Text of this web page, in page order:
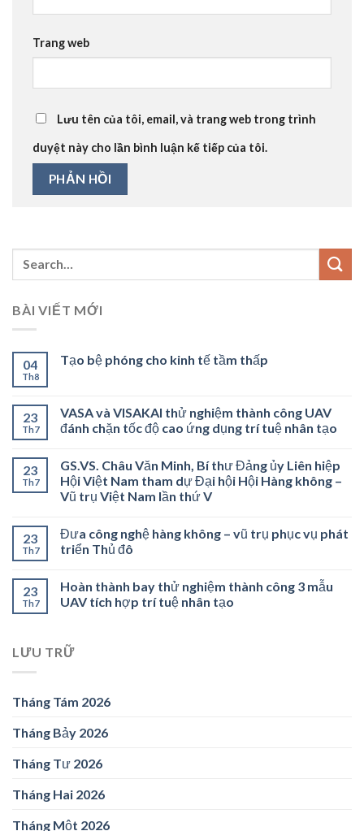
Trang web
Lưu tên của tôi, email, và trang web trong trình
duyệt này cho lần bình luận kế tiếp của tôi.
BÀI VIẾT MỚI
04
Th8
Tạo bệ phóng cho kinh tế tầm thấp
23
Th7
VASA và VISAKAI thử nghiệm thành công UAV
đánh chặn tốc độ cao ứng dụng trí tuệ nhân tạo
23
Th7
GS.VS. Châu Văn Minh, Bí thư Đảng ủy Liên hiệp
Hội Việt Nam tham dự Đại hội Hội Hàng không –
Vũ trụ Việt Nam lần thứ V
23
Th7
Đưa công nghệ hàng không – vũ trụ phục vụ phát
triển Thủ đô
23
Th7
Hoàn thành bay thử nghiệm thành công 3 mẫu
UAV tích hợp trí tuệ nhân tạo
LƯU TRỮ
Tháng Tám 2026
Tháng Bảy 2026
Tháng Tư 2026
Tháng Hai 2026
Tháng Một 2026